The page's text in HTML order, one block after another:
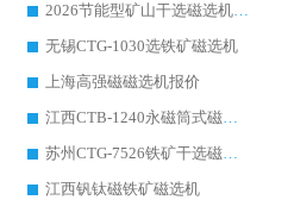
2026节能型矿山干选磁选机：无水高效选矿的核心装备
无锡CTG-1030选铁矿磁选机
上海高强磁磁选机报价
江西CTB-1240永磁筒式磁选机厂家
苏州CTG-7526铁矿干选磁选机
江西钒钛磁铁矿磁选机